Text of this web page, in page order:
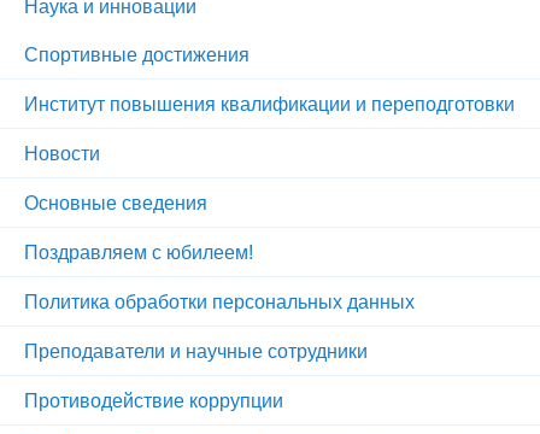
Наука и инновации
Спортивные достижения
Институт повышения квалификации и переподготовки
Новости
Основные сведения
Поздравляем с юбилеем!
Политика обработки персональных данных
Преподаватели и научные сотрудники
Противодействие коррупции